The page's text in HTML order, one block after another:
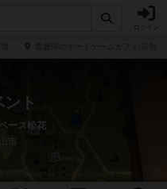
ント
ース松花
市